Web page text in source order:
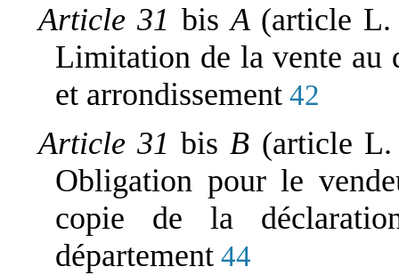
Article 31 bisA (article L.
Limitation de la vente au
et arrondissement42
Article 31bisB (article L.
Obligation pour le
copie de la
département44